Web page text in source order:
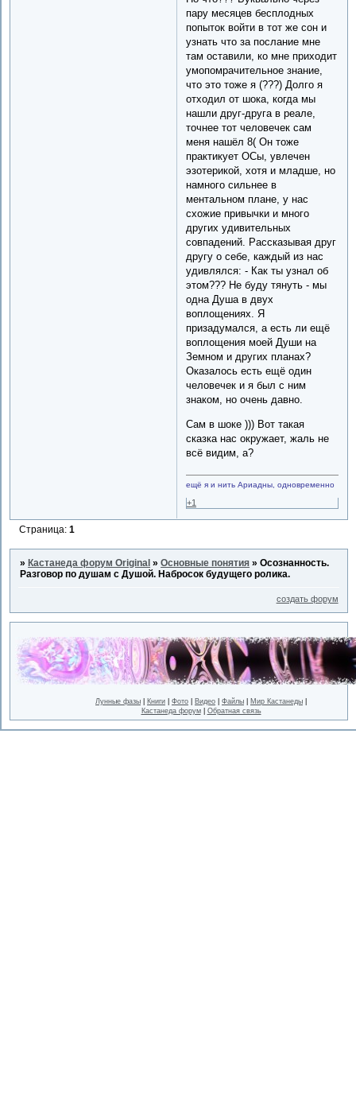
пару месяцев бесплодных
попыток войти в тот же сон и
узнать что за послание мне
там оставили, ко мне приходит
умопомрачительное знание,
что это тоже я (???) Долго я
отходил от шока, когда мы
нашли друг-друга в реале,
точнее тот человечек сам
меня нашёл 8( Он тоже
практикует ОСы, увлечен
эзотерикой, хотя и младше, но
намного сильнее в
ментальном плане, у нас
схожие привычки и много
других удивительных
совпадений. Рассказывая друг
другу о себе, каждый из нас
удивлялся: - Как ты узнал об
этом??? Не буду тянуть - мы
одна Душа в двух
воплощениях. Я
призадумался, а есть ли ещё
воплощения моей Души на
Земном и других планах?
Оказалось есть ещё один
человечек и я был с ним
знаком, но очень давно.
Сам в шоке ))) Вот такая
сказка нас окружает, жаль не
всё видим, а?
ещё я и нить Ариадны, одновременно
+1
Страница:1
» Кастанеда форум Original »Основные понятия »Осознанность.
Разговор по душам с Душой. Набросок будущего ролика.
создать форум
Лунные фазы Книги Фото Видео Файлы Мир Кастанеды
Кастанеда форум| Обратная связь